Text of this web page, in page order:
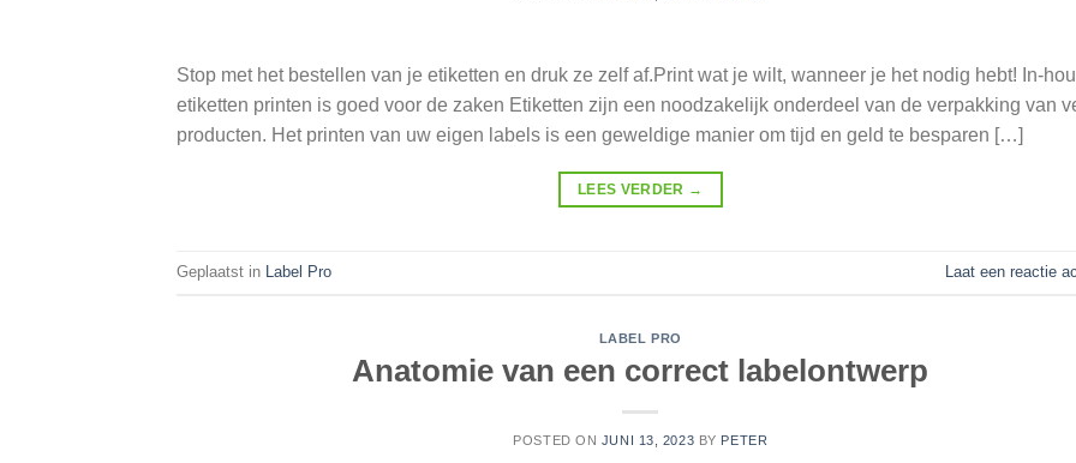
Stop met het bestellen van je etiketten en druk ze zelf af.Print wat je wilt, wanneer je het nodig hebt! In-
etiketten printen is goed voor de zaken Etiketten zijn een noodzakelijk onderdeel van de verpakking van
producten. Het printen van uw eigen labels is een geweldige manier om tijd en geld te besparen […]
LEES VERDER →
Geplaatst in Label Pro Laat een reactie
LABEL PRO
Anatomie van een correct labelontwerp
POSTED ON JUNI 13, 2023 BY PETER